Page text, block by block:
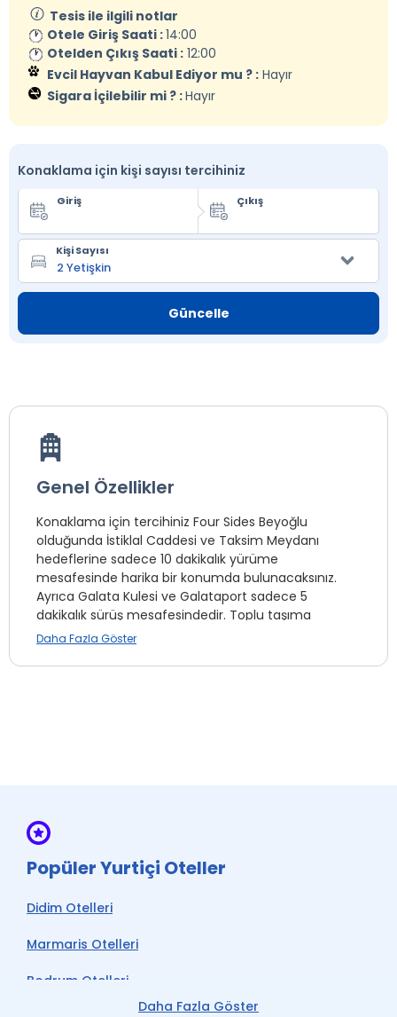
Tesis ile ilgili notlar
Otele Giriş Saati :14:00
Otelden Çıkış Saati : 12:00
Evcil Hayvan Kabul Ediyor mu ? : Hayır
Sigara İçilebilir mi ? :Hayır
Konaklama için kişi sayısı tercihiniz
Giriş Çıkış
Kişi Sayısı
Güncelle
Genel Özellikler
Konaklama için tercihiniz Four Sides Beyoğlu
olduğunda İstiklal Caddesi ve Taksim Meydanı
hedeflerine sadece 10 dakikalık yürüme
mesafesinde harika bir konumda bulunacaksınız.
Ayrıca Galata Kulesi ve Galataport sadece 5
dakikalık sürüş mesafesindedir. Toplu taşıma
yakındadır, Taksim İstasyonu 6 dakikalık ve Fındıklı
Ön Büro
Su *
Daha Fazla Göster
Daha Fazla Göster
Popüler Yurtiçi Oteller
Didim Otelleri
Marmaris Otelleri
Bodrum Otelleri